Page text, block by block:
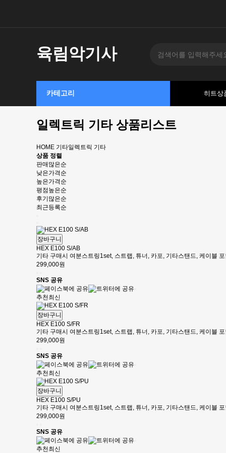
육림악기사
카테고리 히트상
일렉트릭 기타 상품리스트
HOME 기타일렉트릭 기타
상품 정렬
판매많은순
낮은가격순
높은가격순
평점높은순
후기많은순
최근등록순
장바구니
HEX E100 S/AB
기타 구매시 여분스트링1set, 스트랩, 튜너, 카포, 기타스탠드, 케이블
299,000원
SNS 공유
추천최신
장바구니
HEX E100 S/FR
기타 구매시 여분스트링1set, 스트랩, 튜너, 카포, 기타스탠드, 케이블
299,000원
SNS 공유
추천최신
장바구니
HEX E100 S/PU
기타 구매시 여분스트링1set, 스트랩, 튜너, 카포, 기타스탠드, 케이블
299,000원
SNS 공유
추천최신